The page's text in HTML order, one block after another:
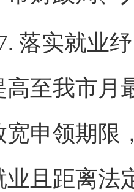
实就业纾
高至我市月
宽申领期限
业且距离法